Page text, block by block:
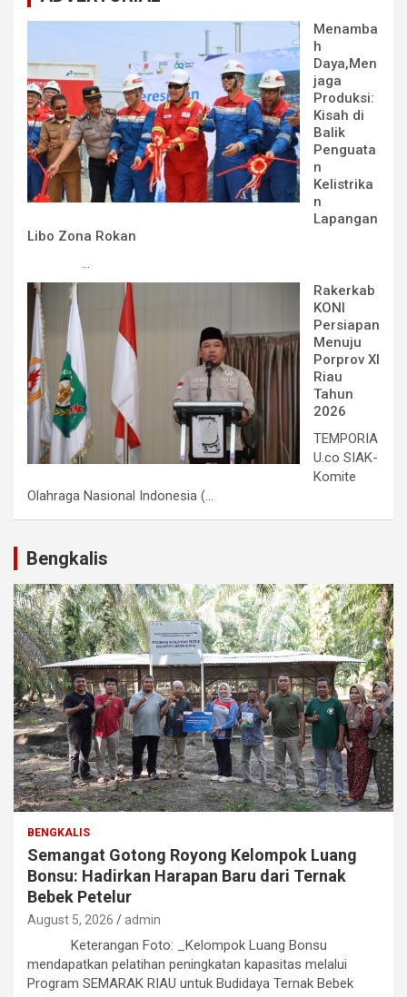
Menamba
h
Daya,Men
jaga
Produksi:
Kisah di
Balik
Penguata
n
Kelistrika
n
Lapangan
Libo Zona Rokan
...
Rakerkab
KONI
Persiapan
Menuju
Porprov XI
Riau
Tahun
2026
TEMPORIA
U.co SIAK-
Komite
Olahraga Nasional Indonesia (...
Bengkalis
BENGKALIS
Semangat Gotong Royong Kelompok Luang
Bonsu: Hadirkan Harapan Baru dari Ternak
Bebek Petelur
August 5, 2026 admin
Keterangan Foto: _Kelompok Luang Bonsu
mendapatkan pelatihan peningkatan kapasitas melalui
Program SEMARAK RIAU untuk Budidaya Ternak Bebek